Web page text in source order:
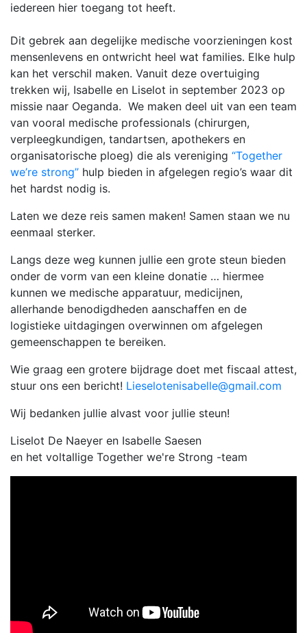
iedereen hier toegang tot heeft.
Dit gebrek aan degelijke medische voorzieningen kost
mensenlevens en ontwricht heel wat families. Elke hulp
kan het verschil maken. Vanuit deze overtuiging
trekken wij, Isabelle en Liselot in september 2023 op
missie naar Oeganda. We maken deel uit van een team
van vooral medische professionals (chirurgen,
verpleegkundigen, tandartsen, apothekers en
organisatorische ploeg) die als vereniging “Together
we’re strong” hulp bieden in afgelegen regio’s waar dit
het hardst nodig is.
Laten we deze reis samen maken! Samen staan we nu
eenmaal sterker.
Langs deze weg kunnen jullie een grote steun bieden
onder de vorm van een kleine donatie … hiermee
kunnen we medische apparatuur, medicijnen,
allerhande benodigdheden aanschaffen en de
logistieke uitdagingen overwinnen om afgelegen
gemeenschappen te bereiken.
Wie graag een grotere bijdrage doet met fiscaal attest,
stuur ons een bericht! Lieselotenisabelle@gmail.com
Wij bedanken jullie alvast voor jullie steun!
Liselot De Naeyer en Isabelle Saesen
en het voltallige Together we're Strong -team